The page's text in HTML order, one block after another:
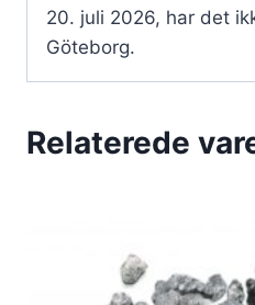
20. juli 2026, har det
Göteborg.
Relaterede